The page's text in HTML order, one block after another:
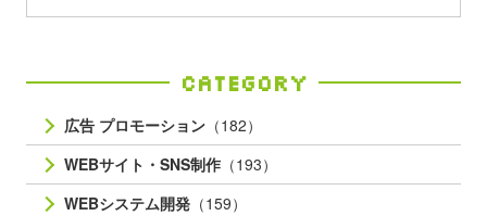
Category
広告 プロモーション （182）
WEBサイト・SNS制作 （193）
WEBシステム開発 （159）